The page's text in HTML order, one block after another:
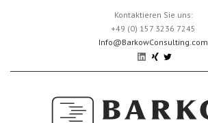
Kontaktieren Sie uns:
+49 (0) 157 3236 7245
Info@BarkowConsulting.com